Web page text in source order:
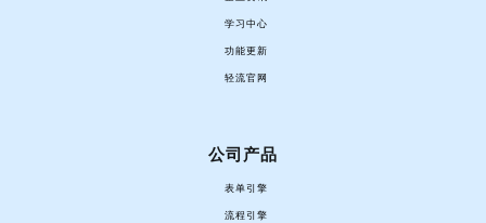
学习中心
功能更新
轻流官网
公司产品
表单引擎
流程引擎